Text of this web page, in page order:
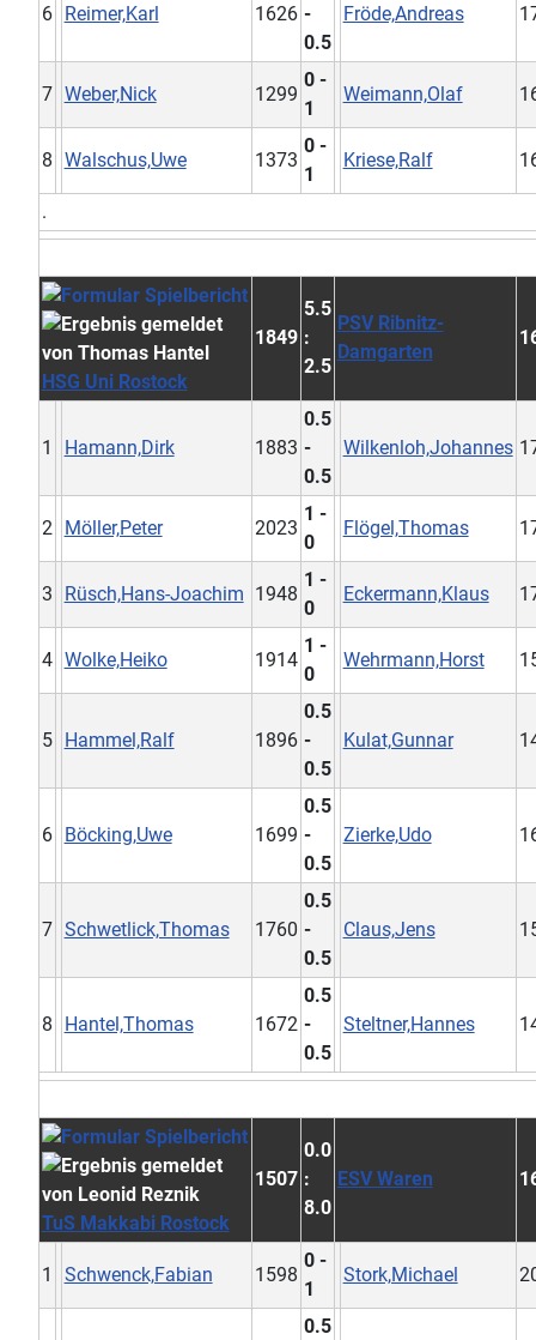
6 Reimer,Karl 1626 -
0.5
Fröde,Andreas
7 Weber,Nick 1299
0 -
1
Weimann,Olaf
8 Walschus,Uwe 1373
0 -
1
Kriese,Ralf
.
HSG Uni Rostock
1849
5.5
:
2.5
PSV Ribnitz-
Damgarten
1 Hamann,Dirk 1883
0.5
-
0.5
Wilkenloh,Johannes
2 Möller,Peter 2023
1 -
0
Flögel,Thomas
3 Rüsch,Hans-Joachim 1948
1 -
0
Eckermann,Klaus
4 Wolke,Heiko 1914
1 -
0
Wehrmann,Horst
5 Hammel,Ralf 1896
0.5
-
0.5
Kulat,Gunnar
6 Böcking,Uwe 1699
0.5
-
0.5
Zierke,Udo
7 Schwetlick,Thomas 1760
0.5
-
0.5
Claus,Jens
8 Hantel,Thomas 1672
0.5
-
0.5
Steltner,Hannes
TuS Makkabi Rostock
1507
0.0
:
8.0
ESV Waren
1 Schwenck,Fabian 1598
0 -
1
Stork,Michael
0.5